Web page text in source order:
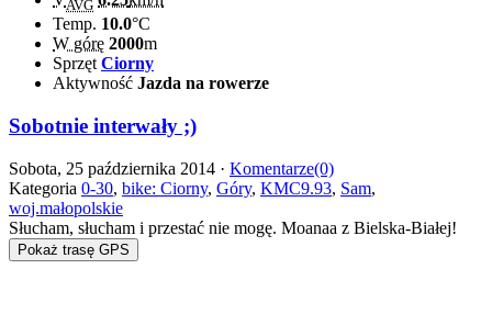
AVG
Temp. 10.0°C
W górę 2000m
Sprzęt Ciorny
Aktywność Jazda na rowerze
Sobotnie interwały ;)
Sobota, 25 października 2014 · Komentarze(0)
Kategoria 0-30, bike: Ciorny, Góry, KMC9.93, Sam,
woj.małopolskie
Słucham, słucham i przestać nie mogę. Moanaa z Bielska-Białej!
Pokaż trasę GPS